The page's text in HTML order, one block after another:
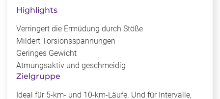
Highlights
Verringert die Ermüdung durch Stöße
Mildert Torsionsspannungen
Geringes Gewicht
Atmungsaktiv und geschmeidig
Zielgruppe
Ideal für 5-km- und 10-km-Läufe. Und für Intervalle,